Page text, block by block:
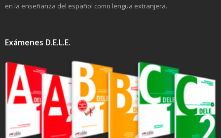
en la enseñanza del español como lengua extranjera.
Exámenes D.E.L.E.